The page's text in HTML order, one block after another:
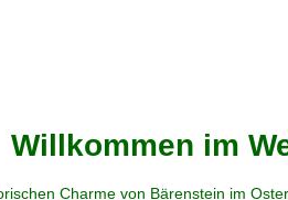
Willkommen im
Charme von Bärenstein im